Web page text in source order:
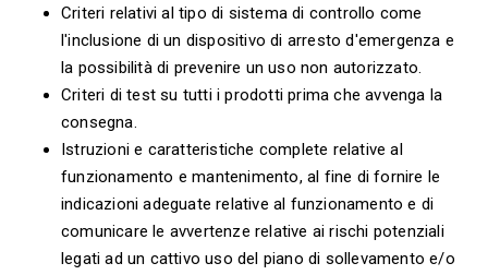
Criteri relativi al tipo di sistema di controllo come
l'inclusione di un dispositivo di arresto d'emergenza e
la possibilità di prevenire un uso non autorizzato.
Criteri di test su tutti i prodotti prima che avvenga la
consegna.
Istruzioni e caratteristiche complete relative al
funzionamento e mantenimento, al fine di fornire le
indicazioni adeguate relative al funzionamento e di
comunicare le avvertenze relative ai rischi potenziali
legati ad un cattivo uso del piano di sollevamento e/o